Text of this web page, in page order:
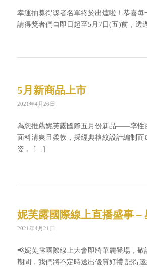
幸運抽獎得獎者名單終於出爐啦！恭喜每
請得獎者們自即日起至5月7日(五)前，
5月新商品上市
2021年4月26日
為您推薦妮芙露國際五月份新品——率性
面料清爽且柔軟，採經典格紋設計編制而
姿， […]
妮芙露國際線上直播盛事 –
2021年4月21日
📢妮芙露國際線上大會即將華麗登場，
期間，我們將不定時送出優質好禮 記得